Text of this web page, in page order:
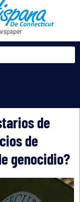
de
de
genocidio?